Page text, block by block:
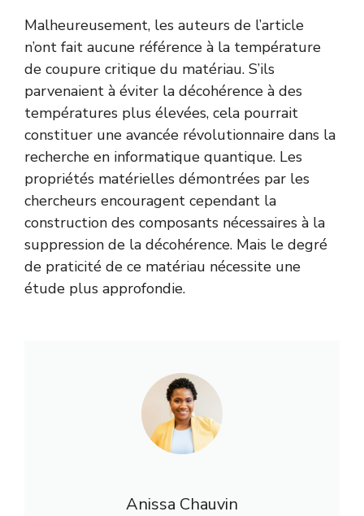
Malheureusement, les auteurs de l’article
n’ont fait aucune référence à la température
de coupure critique du matériau. S’ils
parvenaient à éviter la décohérence à des
températures plus élevées, cela pourrait
constituer une avancée révolutionnaire dans la
recherche en informatique quantique. Les
propriétés matérielles démontrées par les
chercheurs encouragent cependant la
construction des composants nécessaires à la
suppression de la décohérence. Mais le degré
de praticité de ce matériau nécessite une
étude plus approfondie.
Anissa Chauvin